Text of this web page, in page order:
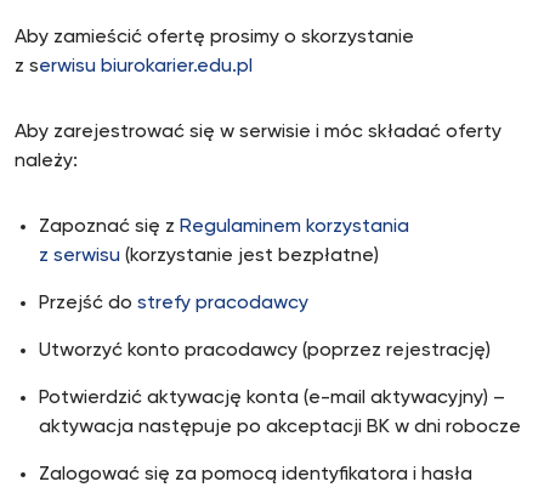
Aby zamieścić ofertę prosimy o skorzystanie
z serwisu biurokarier.edu.pl
Aby zarejestrować się w serwisie i móc składać oferty
należy:
Zapoznać się z Regulaminem korzystania
z serwisu (korzystanie jest bezpłatne)
Przejść do strefy pracodawcy
Utworzyć konto pracodawcy (poprzez rejestrację)
Potwierdzić aktywację konta (e-mail aktywacyjny) –
aktywacja następuje po akceptacji BK w dni robocze
Zalogować się za pomocą identyfikatora i hasła